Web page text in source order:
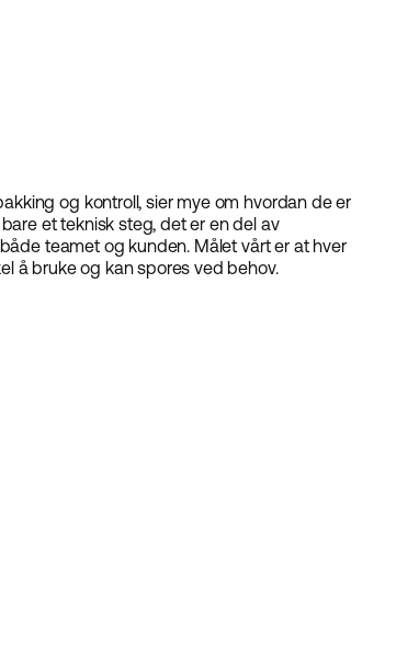
og kontroll, sier mye om hvordan de er
et teknisk steg, det er en del av
teamet og kunden. Målet vårt er at hver
å bruke og kan spores ved behov.